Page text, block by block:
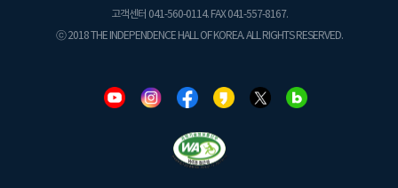
고객센터 041-560-0114. FAX 041-557-8167.
ⓒ 2018 THE INDEPENDENCE HALL OF KOREA. ALL RIGHTS RESERVED.